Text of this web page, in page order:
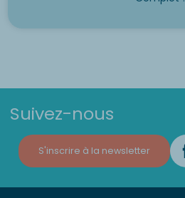
Suivez-nous
S'inscrire à la newsletter